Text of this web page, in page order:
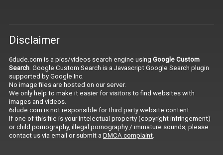
Disclaimer
6dude.com is a pics/videos search engine using Google Custom
Search. Google Custom Search is a Javascript Google Search plugin
supported by Google Inc.
No image files are hosted on our server.
We only help to make it easier for visitors to find websites with
images and videos.
6dude.com is not responsible for third party website content.
If one of this file is your intelectual property (copyright infringement)
or child pornography, illegal pornography / immature sounds, please
contact us via email or submit a DMCA complaint.